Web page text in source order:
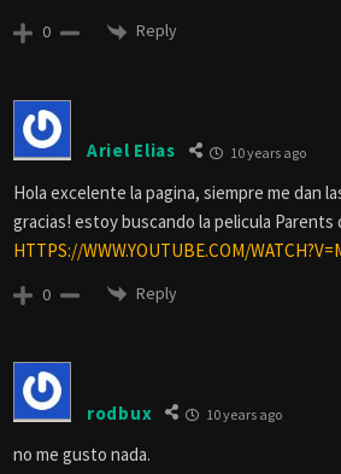
0 Reply
Ariel Elias 10 years ago
Hola excelente la pagina, siempre me dan
gracias! estoy buscando la pelicula Parents
HTTPS://WWW.YOUTUBE.COM/
0 Reply
rodbux 10 years ago
no me gusto nada.